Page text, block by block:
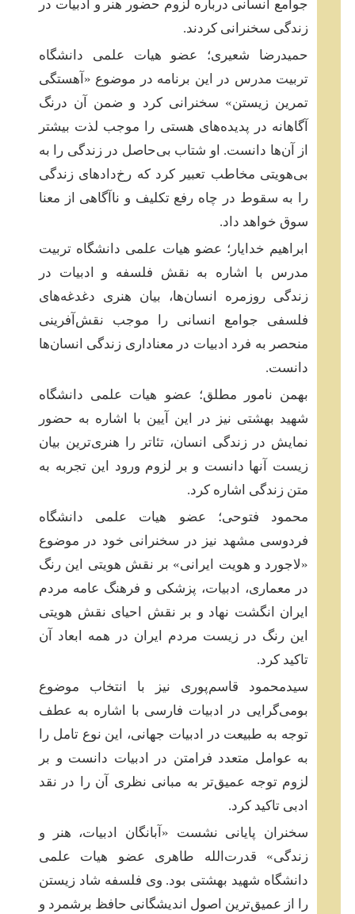
جوامع انسانی درباره لزوم حضور هنر و ادبیات در
زندگی سخنرانی کردند.
حمیدرضا شعیری؛ عضو هیات علمی دانشگاه
تربیت مدرس در این برنامه در موضوع «آهستگی
تمرین زیستن» سخنرانی کرد و ضمن آن درنگ
آگاهانه در پدیده‌های هستی را موجب لذت بیشتر
از آن‌ها دانست. او شتاب بی‌حاصل در زندگی را به
بی‌هویتی مخاطب تعبیر کرد که رخ‌دادهای زندگی
را به سقوط در چاه رفع تکلیف و ناآگاهی از معنا
سوق خواهد داد.
ابراهیم خدایار؛ عضو هیات علمی دانشگاه تربیت
مدرس با اشاره به نقش فلسفه و ادبیات در
زندگی روزمره‌ انسان‌ها، بیان هنری دغدغه‌های
فلسفی جوامع انسانی را موجب نقش‌آفرینی
منحصر به فرد ادبیات در معناداری زندگی انسان‌ها
دانست.
بهمن نامور مطلق؛ عضو هیات علمی دانشگاه
شهید بهشتی نیز در این آیین با اشاره به حضور
نمایش در زندگی انسان، تئاتر را هنری‌ترین بیان
زیست آنها دانست و بر لزوم ورود این تجربه به
متن زندگی اشاره کرد.
محمود فتوحی؛ عضو هیات علمی دانشگاه
فردوسی مشهد نیز در سخنرانی خود در موضوع
«لاجورد و هویت ایرانی» بر نقش هویتی این رنگ
در معماری، ادبیات، پزشکی و فرهنگ عامه‌ مردم
ایران انگشت نهاد و بر نقش احیای نقش هویتی
این رنگ در زیست مردم ایران در همه ابعاد آن
تاکید کرد.
سیدمحمود قاسم‌پوری نیز با انتخاب موضوع
بومی‌گرایی در ادبیات فارسی با اشاره به عطف
توجه به طبیعت در ادبیات جهانی، این نوع تامل را
به عوامل متعدد فرامتن در ادبیات دانست و بر
لزوم توجه عمیق‌تر به مبانی نظری آن را در نقد
ادبی تاکید کرد.
سخنران پایانی نشست «آبانگان ادبیات، هنر و
زندگی» قدرت‌الله طاهری عضو هیات علمی
دانشگاه شهید بهشتی بود. وی فلسفه‌ شاد زیستن
را از عمیق‌ترین اصول اندیشگانی حافظ برشمرد و